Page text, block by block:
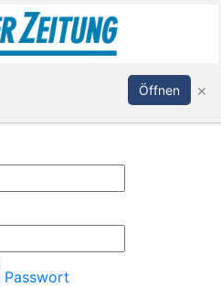
Anmelden
Passwort
Öffnen ×